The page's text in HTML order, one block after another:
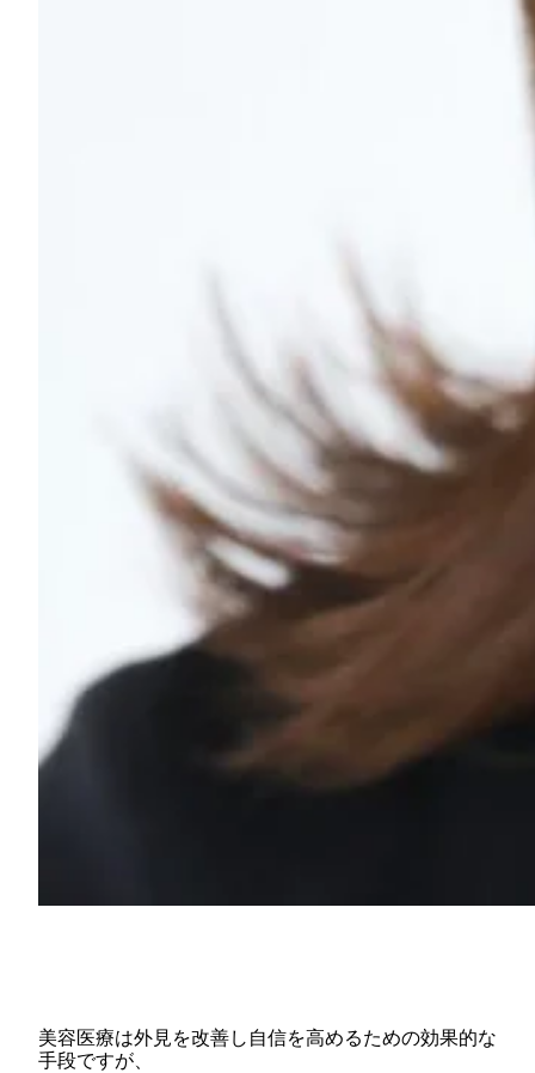
美容医療は外見を改善し自信を高めるための効果的な
手段ですが、